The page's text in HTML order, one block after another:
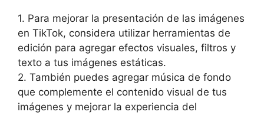
1. Para mejorar la presentación⁤ de las imágenes
en TikTok, ​considera⁣ utilizar herramientas⁢ de
edición para agregar efectos visuales,‍ filtros y
texto a ⁤tus imágenes estáticas.
2. También puedes agregar música de fondo ​
que ​complemente el contenido visual de tus
imágenes y mejorar la experiencia del